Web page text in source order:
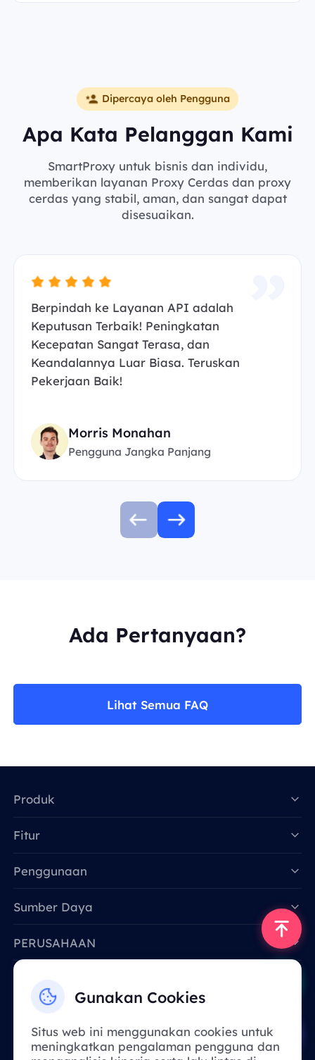
Dipercaya oleh Pengguna
Apa Kata Pelanggan Kami
SmartProxy untuk bisnis dan individu,
memberikan layanan Proxy Cerdas dan proxy
cerdas yang stabil, aman, dan sangat dapat
disesuaikan.
Berpindah ke Layanan API adalah
Keputusan Terbaik! Peningkatan
Kecepatan Sangat Terasa, dan
Keandalannya Luar Biasa. Teruskan
Pekerjaan Baik!
Morris Monahan
Pengguna Jangka Panjang
Ada Pertanyaan?
Lihat Semua FAQ
Gunakan Cookies
Situs web ini menggunakan cookies untuk
meningkatkan pengalaman pengguna dan
Produk
Fitur
Penggunaan
Sumber Daya
PERUSAHAAN
Email: support@smartproxy.org